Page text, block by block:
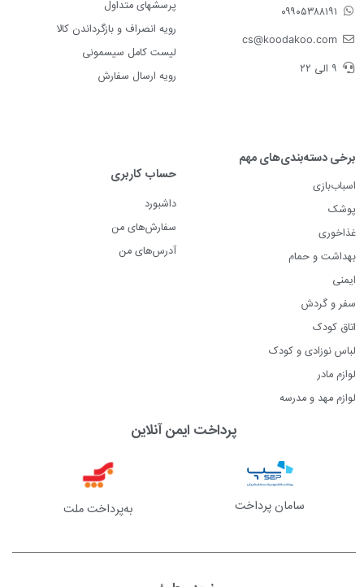
۰۹۹۰۵۳۸۸۱۹۱
cs@koodakoo.com
۹ الی ۲۲
پرسشهای متداول
رویه انصراف و بازگرداندن کالا
لیست کامل سیسمونی
رویه ارسال سفارش
برخی دسته‌بندی‌های مهم
اسباب‌بازی
پوشک
غذاخوری
بهداشت و حمام
ایمنی
سفر و گردش
اتاق کودک
لباس نوزادی و کودک
لوازم مادر
لوازم مهد و مدرسه
حساب کاربری
داشبورد
سفارش‌های من
آدرس‌های من
پرداخت ایمن آنلاین
سامان پرداخت به‌پرداخت ملت